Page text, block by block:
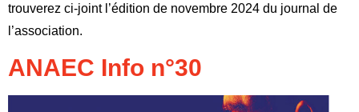
trouverez ci-joint l’édition de novembre 2024 du journal de
l’association.
ANAEC Info n°30